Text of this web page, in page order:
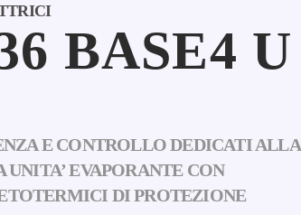
BASE4 U
E CONTROLLO DEDICATI ALLA
EVAPORANTE CON
DI PROTEZIONE